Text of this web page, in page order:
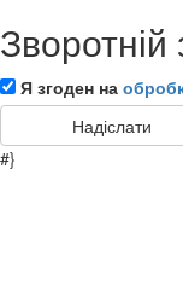
Зворотній
Я згоден на
#}